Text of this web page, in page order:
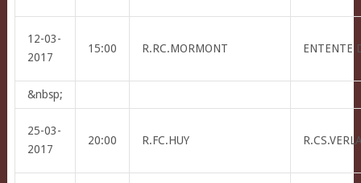
12-03-
2017
15:00 R.RC.MORMONT ENTENTE
&nbsp;
25-03-
2017
20:00 R.FC.HUY